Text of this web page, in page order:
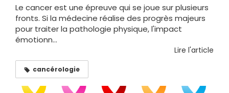
Le cancer est une épreuve qui se joue sur plusieurs
fronts. Si la médecine réalise des progrès majeurs
pour traiter la pathologie physique, l'impact
émotionn...
Lire l'article
cancérologie